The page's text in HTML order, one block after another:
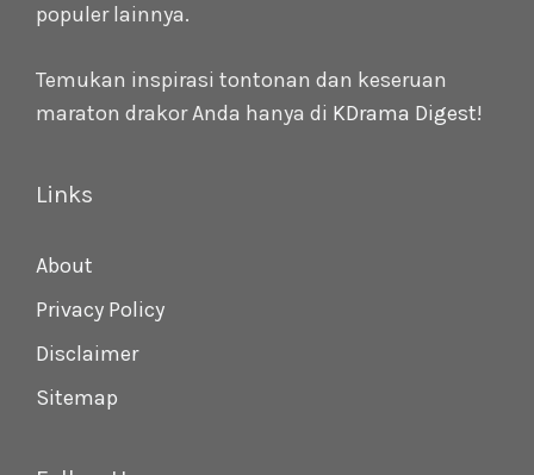
populer lainnya.
Temukan inspirasi tontonan dan keseruan
maraton drakor Anda hanya di KDrama Digest!
Links
About
Privacy Policy
Disclaimer
Sitemap